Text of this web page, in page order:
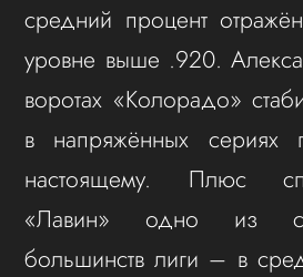
средний процент
уровне выше .920.
воротах «Колорадо»
в напряжённых сериях
настоящему. Плюс
«Лавин» одно из
большинств лиги – в